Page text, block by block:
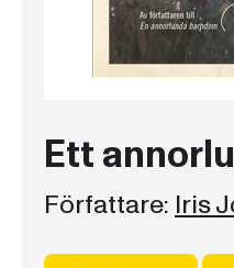
Ett
Författare: Iris